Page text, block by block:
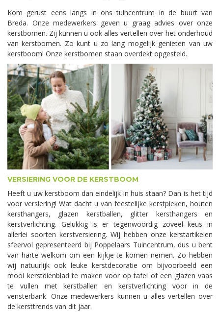
Kom gerust eens langs in ons tuincentrum in de buurt van
Breda. Onze medewerkers geven u graag advies over onze
kerstbomen. Zij kunnen u ook alles vertellen over het onderhoud
van kerstbomen. Zo kunt u zo lang mogelijk genieten van uw
kerstboom! Onze kerstbomen staan overdekt opgesteld.
VERSIERING VOOR DE KERSTBOOM
Heeft u uw kerstboom dan eindelijk in huis staan? Dan is het tijd
voor versiering! Wat dacht u van feestelijke kerstpieken, houten
kersthangers, glazen kerstballen, glitter kersthangers en
kerstverlichting. Gelukkig is er tegenwoordig zoveel keus in
allerlei soorten kerstversiering. Wij hebben onze kerstartikelen
sfeervol gepresenteerd bij Poppelaars Tuincentrum, dus u bent
van harte welkom om een kijkje te komen nemen. Zo hebben
wij natuurlijk ook leuke kerstdecoratie om bijvoorbeeld een
mooi kerstdienblad te maken voor op tafel of een glazen vaas
te vullen met kerstballen en kerstverlichting voor in de
vensterbank. Onze medewerkers kunnen u alles vertellen over
de kersttrends van dit jaar.